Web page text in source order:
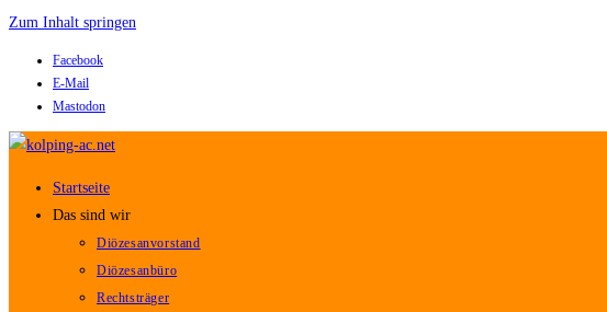
Zum Inhalt springen
Facebook
E-Mail
Mastodon
Startseite
Das sind wir
Diözesanvorstand
Diözesanbüro
Rechtsträger